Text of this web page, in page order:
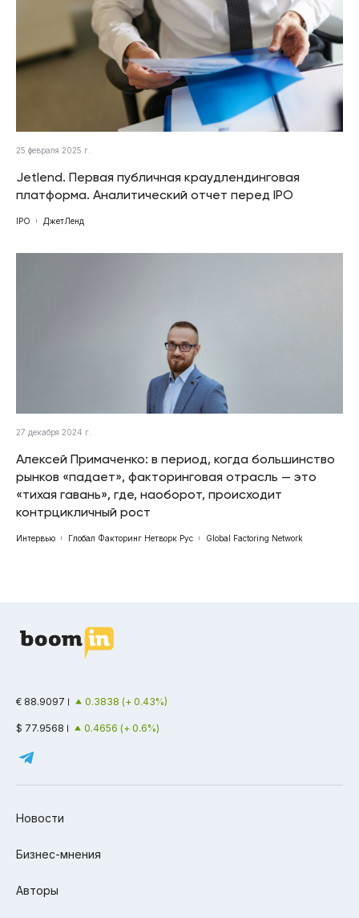
25 февраля 2025 г.
Jetlend. Первая публичная краудлендинговая
платформа. Аналитический отчет перед IPO
IPO ДжетЛенд
27 декабря 2024 г.
Алексей Примаченко: в период, когда большинство
рынков «падает», факторинговая отрасль — это
«тихая гавань», где, наоборот, происходит
контрцикличный рост
Интервью Глобал Факторинг Нетворк Рус Global Factoring Network
€ 88.9097 0.3838 (+ 0.43%)
$ 77.9568 0.4656 (+ 0.6%)
Новости
Бизнес-мнения
Авторы